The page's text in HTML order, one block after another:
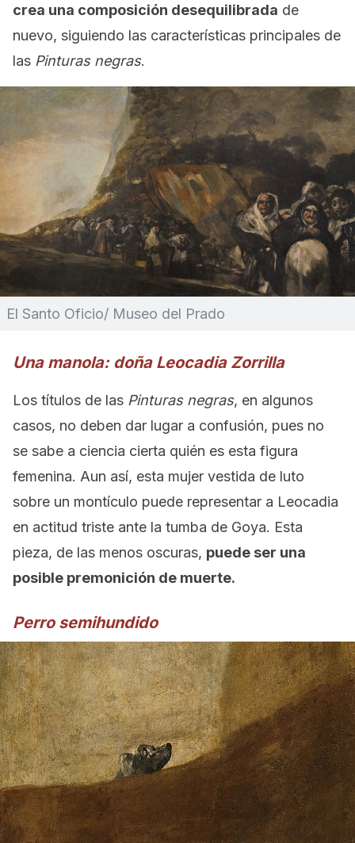
crea una composición desequilibrada de
nuevo, siguiendo las características principales de
las Pinturas negras.
El Santo Oficio/ Museo del Prado
Una manola: doña Leocadia Zorrilla
Los títulos de las Pinturas negras, en algunos
casos, no deben dar lugar a confusión, pues no
se sabe a ciencia cierta quién es esta figura
femenina. Aun así, esta mujer vestida de luto
sobre un montículo puede representar a Leocadia
en actitud triste ante la tumba de Goya. Esta
pieza, de las menos oscuras, puede ser una
posible premonición de muerte.
Perro semihundido